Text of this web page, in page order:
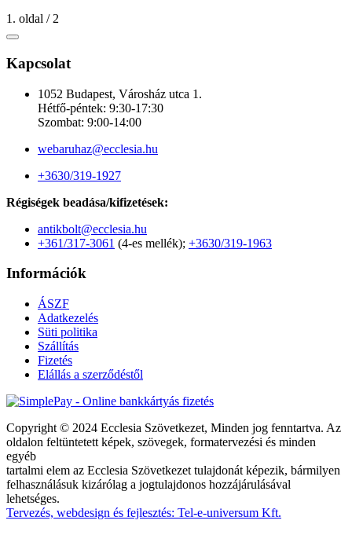
1. oldal / 2
Kapcsolat
1052 Budapest, Városház utca 1.
Hétfő-péntek: 9:30-17:30
Szombat: 9:00-14:00
webaruhaz@ecclesia.hu
+3630/319-1927
Régiségek beadása/kifizetések:
antikbolt@ecclesia.hu
+361/317-3061 (4-es mellék); +3630/319-1963
Információk
ÁSZF
Adatkezelés
Süti politika
Szállítás
Fizetés
Elállás a szerződéstől
Copyright © 2024 Ecclesia Szövetkezet, Minden jog fenntartva. Az
oldalon feltüntetett képek, szövegek, formatervezési és minden
egyéb
tartalmi elem az Ecclesia Szövetkezet tulajdonát képezik, bármilyen
felhasználásuk kizárólag a jogtulajdonos hozzájárulásával
lehetséges.
Tervezés, webdesign és fejlesztés: Tel-e-universum Kft.